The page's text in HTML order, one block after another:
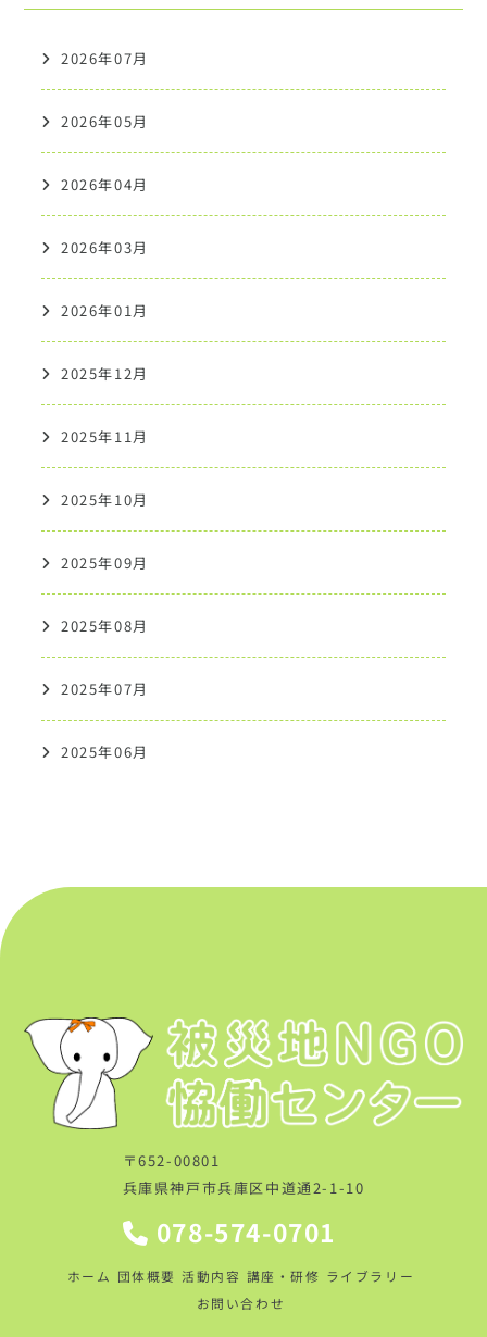
2026年07月
2026年05月
2026年04月
2026年03月
2026年01月
2025年12月
2025年11月
2025年10月
2025年09月
2025年08月
2025年07月
2025年06月
〒652-00801
兵庫県神戸市兵庫区中道通2-1-10
078-574-0701
ホーム 団体概要 活動内容 講座・研修 ライブラリー
お問い合わせ